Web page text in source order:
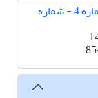
دوره 17، شماره 4 - شماره